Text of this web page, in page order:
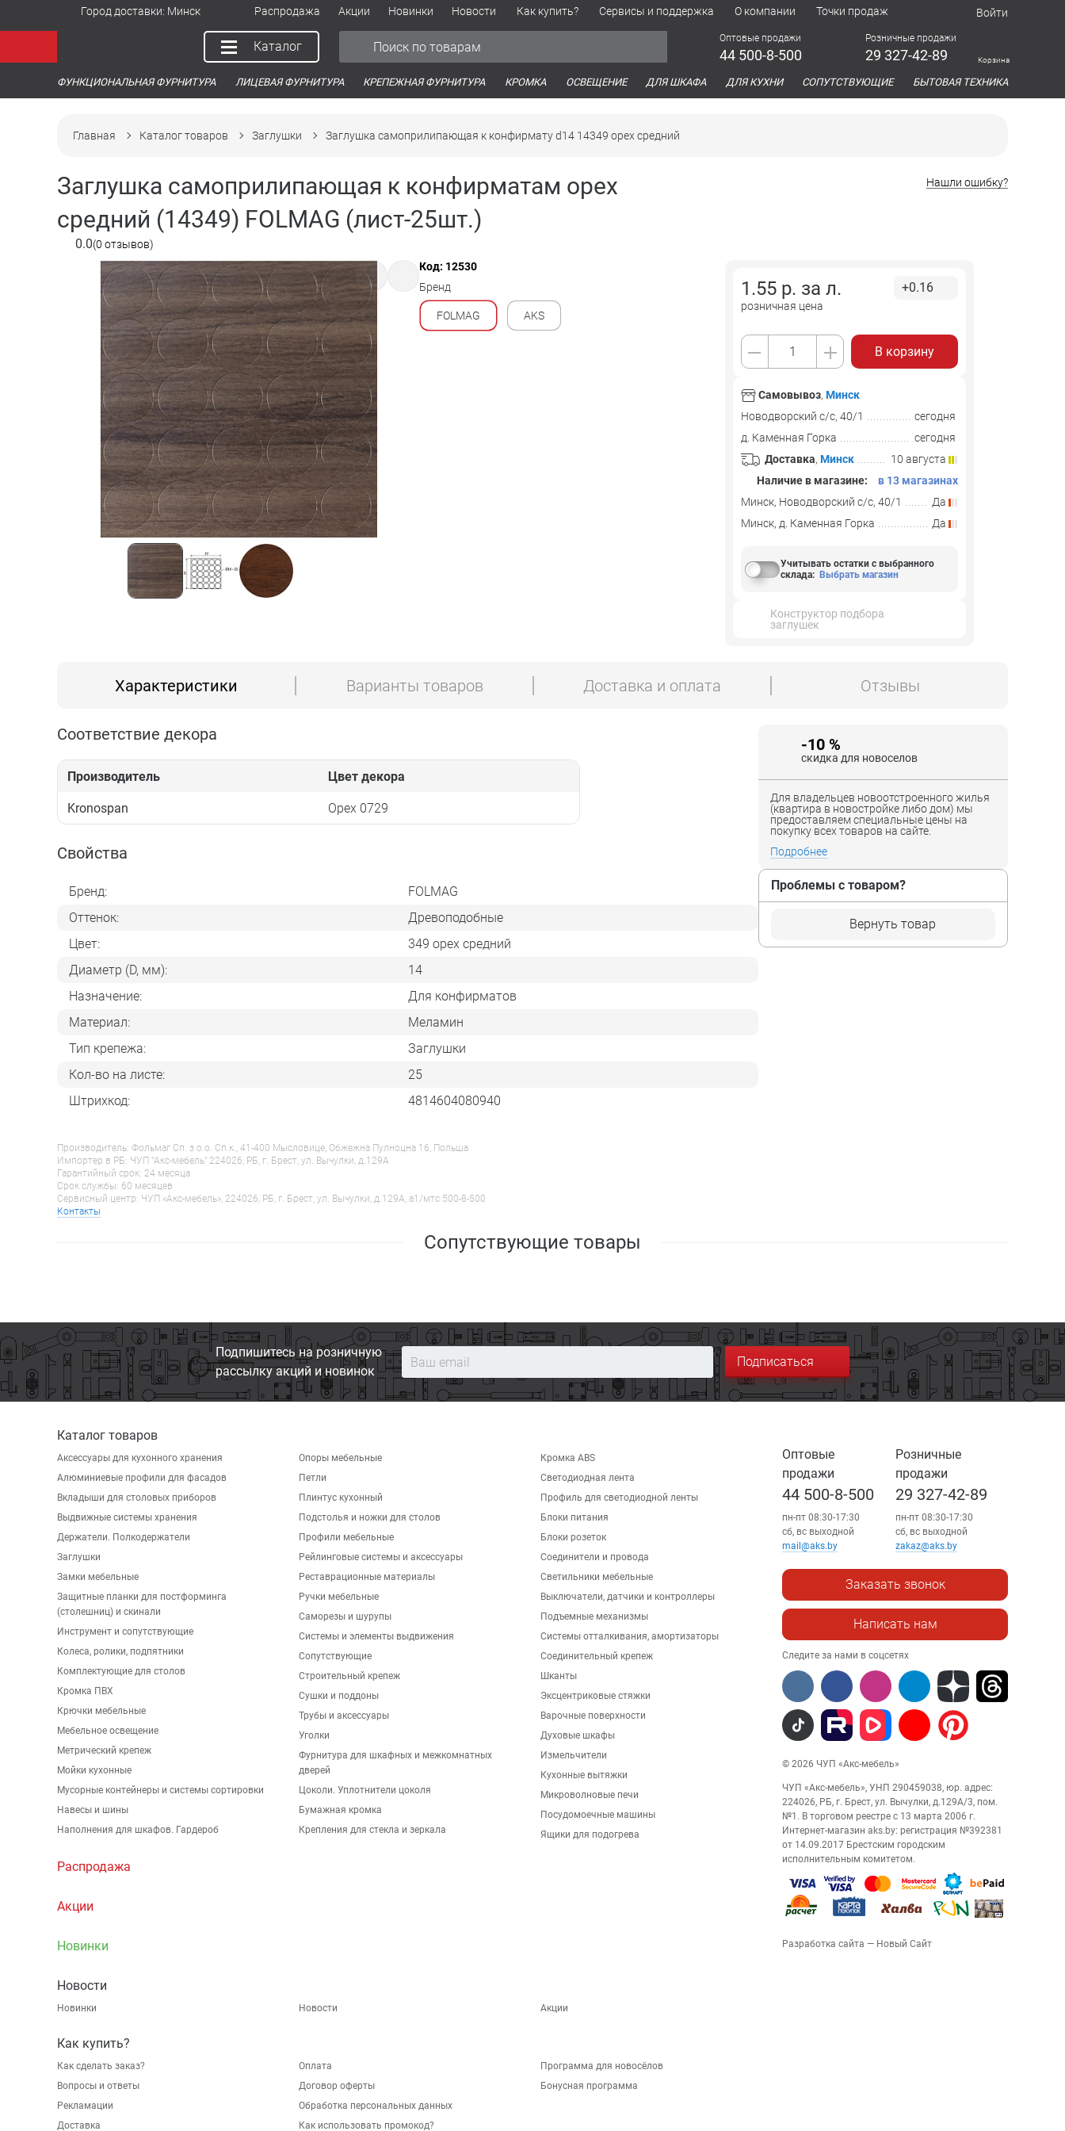
Город доставки: Минск Распродажа Акции Новинки Новости Как купить? Сервисы и поддержка О компании Точки продаж Войти
Каталог
Оптовые продажи
44 500-8-500
Розничные продажи
29 327-42-89 Корзина
ФУНКЦИОНАЛЬНАЯ ФУРНИТУРА ЛИЦЕВАЯ ФУРНИТУРА КРЕПЕЖНАЯ ФУРНИТУРА КРОМКА ОСВЕЩЕНИЕ ДЛЯ ШКАФА ДЛЯ КУХНИ СОПУТСТВУЮЩИЕ БЫТОВАЯ ТЕХНИКА
Главная Каталог товаров Заглушки Заглушка самоприлипающая к конфирмату d14 14349 орех средний
Заглушка самоприлипающая к конфирматам орех
средний (14349) FOLMAG (лист-25шт.)
0.0(0 отзывов)
Нашли ошибку?
Код: 12530
Бренд
FOLMAG AKS
1.55 р. за л.
розничная цена
+0.16
В корзину
Самовывоз, Минск
Новодворский с/с, 40/1
сегодня
д. Каменная Горка
сегодня
Доставка, Минск
10 августа
Наличие в магазине:
в 13 магазинах
Минск, Новодворский с/с, 40/1
Да
Минск, д. Каменная Горка
Да
Учитывать остатки с выбранного
склада: Выбрать магазин
Конструктор подбора
заглушек
Характеристики Варианты товаров Доставка и оплата Отзывы
Соответствие декора
Производитель Цвет декора
Kronospan Орех 0729
Свойства
Бренд:
FOLMAG
Оттенок:
Древоподобные
Цвет:
349 орех средний
Диаметр (D, мм):
14
Назначение:
Для конфирматов
Материал:
Меламин
Тип крепежа:
Заглушки
Кол-во на листе:
25
Штрихкод:
4814604080940
Производитель: Фольмаг Сп. з о.о. Сп.к., 41-400 Мысловице, Обжежна Пулноцна 16, Польша
Импортер в РБ: ЧУП "Акс-мебель" 224026, РБ, г. Брест, ул. Вычулки, д.129А
Гарантийный срок: 24 месяца
Срок службы: 60 месяцев
Сервисный центр: ЧУП «Акс-мебель», 224026, РБ, г. Брест, ул. Вычулки, д.129А, a1/мтс 500-8-500
Контакты
-10 %
скидка для новоселов
Для владельцев новоотстроенного жилья
(квартира в новостройке либо дом) мы
предоставляем специальные цены на
покупку всех товаров на сайте.
Подробнее
Проблемы с товаром?
Вернуть товар
Сопутствующие товары
Подпишитесь на розничную
рассылку акций и новинок
Подписаться
Каталог товаров
Аксессуары для кухонного хранения
Алюминиевые профили для фасадов
Вкладыши для столовых приборов
Выдвижные системы хранения
Держатели. Полкодержатели
Заглушки
Замки мебельные
Защитные планки для постформинга
(столешниц) и скинали
Инструмент и сопутствующие
Колеса, ролики, подпятники
Комплектующие для столов
Кромка ПВХ
Крючки мебельные
Мебельное освещение
Метрический крепеж
Мойки кухонные
Мусорные контейнеры и системы сортировки
Навесы и шины
Наполнения для шкафов. Гардероб
Опоры мебельные
Петли
Плинтус кухонный
Подстолья и ножки для столов
Профили мебельные
Рейлинговые системы и аксессуары
Реставрационные материалы
Ручки мебельные
Саморезы и шурупы
Системы и элементы выдвижения
Сопутствующие
Строительный крепеж
Сушки и поддоны
Трубы и аксессуары
Уголки
Фурнитура для шкафных и межкомнатных
дверей
Цоколи. Уплотнители цоколя
Бумажная кромка
Крепления для стекла и зеркала
Кромка ABS
Светодиодная лента
Профиль для светодиодной ленты
Блоки питания
Блоки розеток
Соединители и провода
Светильники мебельные
Выключатели, датчики и контроллеры
Подъемные механизмы
Системы отталкивания, амортизаторы
Соединительный крепеж
Шканты
Эксцентриковые стяжки
Варочные поверхности
Духовые шкафы
Измельчители
Кухонные вытяжки
Микроволновые печи
Посудомоечные машины
Ящики для подогрева
Распродажа
Акции
Новинки
Новости
Новинки Новости Акции
Как купить?
Как сделать заказ?
Вопросы и ответы
Рекламации
Доставка
Оплата
Договор оферты
Обработка персональных данных
Как использовать промокод?
Программа для новосёлов
Бонусная программа
Оптовые
продажи
44 500-8-500
пн-пт 08:30-17:30
сб, вс выходной
mail@aks.by
Розничные
продажи
29 327-42-89
пн-пт 08:30-17:30
сб, вс выходной
zakaz@aks.by
Заказать звонок
Написать нам
Следите за нами в соцсетях
© 2026 ЧУП «Акс-мебель»
ЧУП «Акс-мебель», УНП 290459038, юр. адрес:
224026, РБ, г. Брест, ул. Вычулки, д.129А/3, пом.
№1. В торговом реестре с 13 марта 2006 г.
Интернет-магазин aks.by: регистрация №392381
от 14.09.2017 Брестским городским
исполнительным комитетом.
Разработка сайта — Новый Сайт